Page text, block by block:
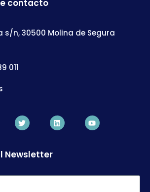
contacto
s/n, 30500 Molina de Segura
011
Newsletter